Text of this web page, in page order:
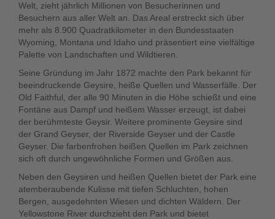
Welt, zieht jährlich Millionen von Besucherinnen und
Besuchern aus aller Welt an. Das Areal erstreckt sich über
mehr als 8.900 Quadratkilometer in den Bundesstaaten
Wyoming, Montana und Idaho und präsentiert eine vielfältige
Palette von Landschaften und Wildtieren.
Seine Gründung im Jahr 1872 machte den Park bekannt für
beeindruckende Geysire, heiße Quellen und Wasserfälle. Der
Old Faithful, der alle 90 Minuten in die Höhe schießt und eine
Fontäne aus Dampf und heißem Wasser erzeugt, ist dabei
der berühmteste Geysir. Weitere prominente Geysire sind
der Grand Geyser, der Riverside Geyser und der Castle
Geyser. Die farbenfrohen heißen Quellen im Park zeichnen
sich oft durch ungewöhnliche Formen und Größen aus.
Neben den Geysiren und heißen Quellen bietet der Park eine
atemberaubende Kulisse mit tiefen Schluchten, hohen
Bergen, ausgedehnten Wiesen und dichten Wäldern. Der
Yellowstone River durchzieht den Park und bietet